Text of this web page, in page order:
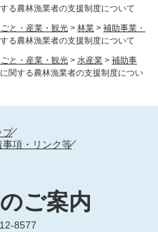
る農林漁業者の支援制度について
ごと・産業・観光 > 林業 > 補助事業・
る農林漁業者の支援制度について
ごと・産業・観光 > 水産業 > 補助事
関する農林漁業者の支援制度につい
プ
事項・リンク等
ご案内
8577